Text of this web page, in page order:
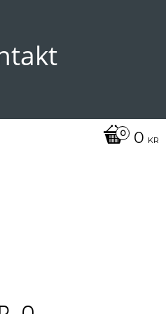
0 KR